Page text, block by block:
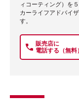
ィコーティング）を
カーライフアドバイ
す。
販売店に
電話する（無料）